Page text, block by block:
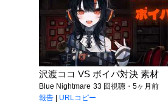
沢渡ココ VS ボイパ対決 素材
Blue Nightmare 33 回視聴・5ヶ月前
報告
URLコピー